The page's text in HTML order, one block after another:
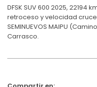
DFSK SUV 600 2025, 22194
retroceso y velocidad
SEMINUEVOS MAIPU
Carrasco.